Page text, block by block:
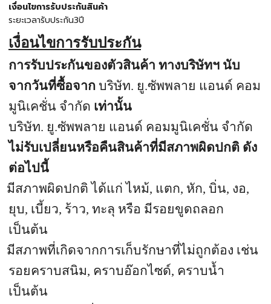
เงื่อนไขการรับประกันสินค้า
ระยะเวลารับประกัน3ปี
เงื่อนไขการรับประกัน
การรับประกันของตัวสินค้า ทางบริษัทฯ นับ
จากวันที่ซื้อจาก บริษัท. ยู.ซัพพลาย แอนด์ คอม
มูนิเคชั่น จำกัด เท่านั้น
บริษัท. ยู.ซัพพลาย แอนด์ คอมมูนิเคชั่น จำกัด
ไม่รับเปลี่ยนหรือคืนสินค้าที่มีสภาพผิดปกติ ดัง
ต่อไปนี้
มีสภาพผิดปกติ ได้แก่ ไหม้, แตก, หัก, บิ่น, งอ,
ยุบ, เบี้ยว, ร้าว, ทะลุ หรือ มีรอยขูดถลอก
เป็นต้น
มีสภาพที่เกิดจากการเก็บรักษาที่ไม่ถูกต้อง เช่น
รอยคราบสนิม, คราบอ๊อกไซด์, คราบน้ำ
เป็นต้น